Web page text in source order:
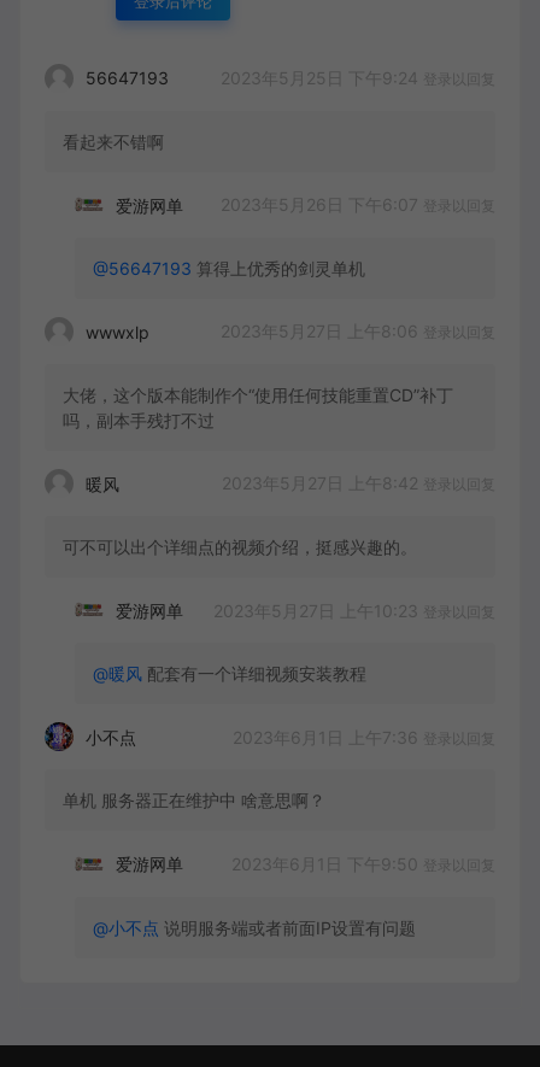
56647193 2023年5月25日 下午9:24
看起来不错啊
爱游网单 2023年5月26日 下午6:07 登录以回复
@56647193 算得上优秀的剑灵单机
wwwxlp 2023年5月27日 上午8:06 登录以回复
大佬，这个版本能制作个“使用任何技能重置CD”补丁
吗，副本手残打不过
暖风 2023年5月27日 上午8:42 登录以回复
可不可以出个详细点的视频介绍，挺感兴趣的。
爱游网单 2023年5月27日 上午10:23 登录以回复
@暖风 配套有一个详细视频安装教程
小不点 2023年6月1日 上午7:36
单机 服务器正在维护中 啥意思啊？
爱游网单 2023年6月1日 下午9:50 登录以回复
@小不点 说明服务端或者前面IP设置有问题